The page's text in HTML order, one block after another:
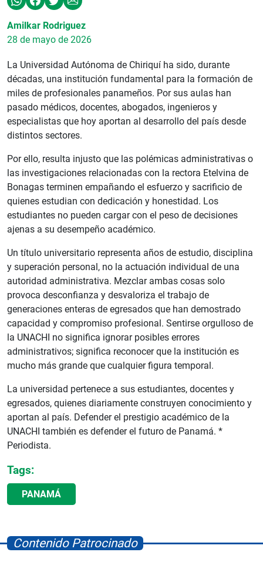
Amilkar Rodriguez
28 de mayo de 2026
La Universidad Autónoma de Chiriquí ha sido, durante
décadas, una institución fundamental para la formación de
miles de profesionales panameños. Por sus aulas han
pasado médicos, docentes, abogados, ingenieros y
especialistas que hoy aportan al desarrollo del país desde
distintos sectores.
Por ello, resulta injusto que las polémicas administrativas o
las investigaciones relacionadas con la rectora Etelvina de
Bonagas terminen empañando el esfuerzo y sacrificio de
quienes estudian con dedicación y honestidad. Los
estudiantes no pueden cargar con el peso de decisiones
ajenas a su desempeño académico.
Un título universitario representa años de estudio, disciplina
y superación personal, no la actuación individual de una
autoridad administrativa. Mezclar ambas cosas solo
provoca desconfianza y desvaloriza el trabajo de
generaciones enteras de egresados que han demostrado
capacidad y compromiso profesional. Sentirse orgulloso de
la UNACHI no significa ignorar posibles errores
administrativos; significa reconocer que la institución es
mucho más grande que cualquier figura temporal.
La universidad pertenece a sus estudiantes, docentes y
egresados, quienes diariamente construyen conocimiento y
aportan al país. Defender el prestigio académico de la
UNACHI también es defender el futuro de Panamá. *
Periodista.
Tags:
PANAMÁ
Contenido Patrocinado